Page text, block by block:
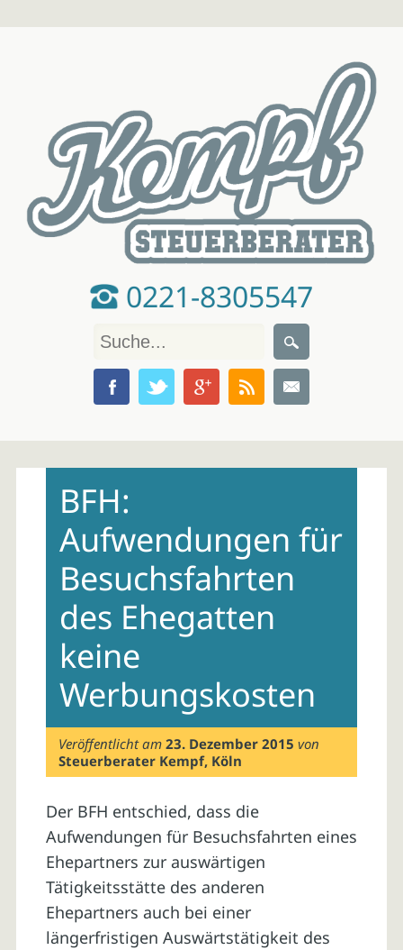
0221-8305547
contentBFH:
Aufwendungen für
Besuchsfahrten
des Ehegatten
keine
Werbungskosten
Veröffentlicht am23. Dezember 2015 von
Steuerberater Kempf, Köln
Der BFH entschied, dass die
Aufwendungen für Besuchsfahrten eines
Ehepartners zur auswärtigen
Tätigkeitsstätte des anderen
Ehepartners auch bei einer
längerfristigen Auswärtstätigkeit des